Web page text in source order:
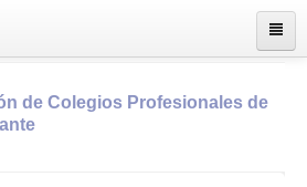
de Colegios Profesionales de